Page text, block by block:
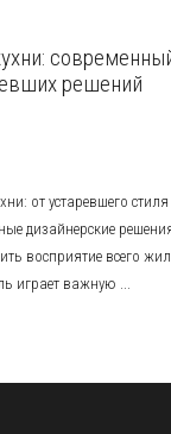
решений
от устаревшего
дизайнерские
восприятие всего
играет важную ...